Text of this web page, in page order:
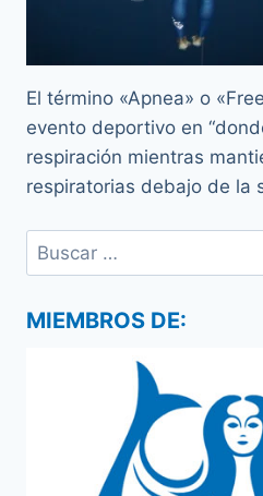
El término «Apnea» o
evento deportivo en
respiración mientras
respiratorias debajo de la
Buscar:
MIEMBROS DE: